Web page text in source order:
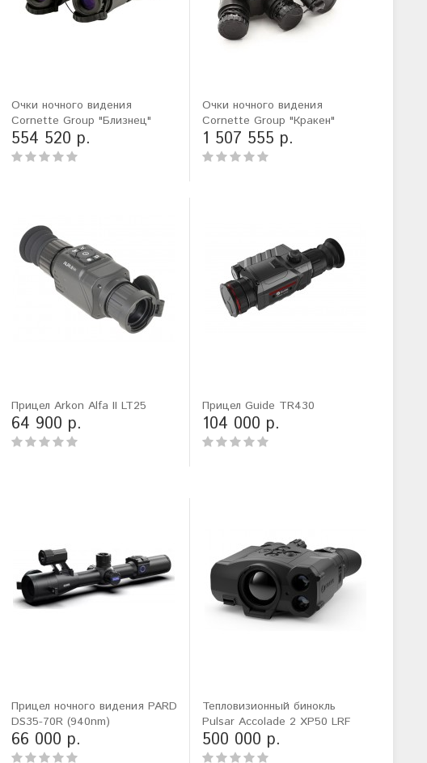
Очки ночного видения
Cornette Group "Близнец"
554 520 р.
Очки ночного видения
Cornette Group "Кракен"
1 507 555 р.
Прицел Arkon Alfa II LT25
64 900 р.
Прицел Guide TR430
104 000 р.
Прицел ночного видения PARD
DS35-70R (940nm)
66 000 р.
Тепловизионный бинокль
Pulsar Accolade 2 XP50 LRF
500 000 р.